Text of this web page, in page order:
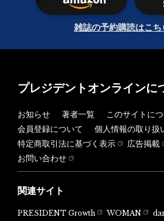
雑誌の予約購読はこち
プレジデントオンラインに
お知らせ 著者一覧
このサイトに
会員登録について
個人情報の取り扱
特定商取引法に基づく表示
広告掲載
お問い合わせ
関連サイト
PRESIDENT Growth WOMAN